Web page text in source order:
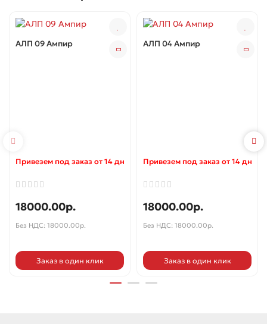
АЛП 09 Ампир
Привезем под заказ от 14 дней ✓
18000.00р.
Без НДС: 18000.00р.
Заказ в один клик
АЛП 04 Ампир
Привезем под заказ от 14 дней
18000.00р.
Без НДС: 18000.00р.
Заказ в один клик